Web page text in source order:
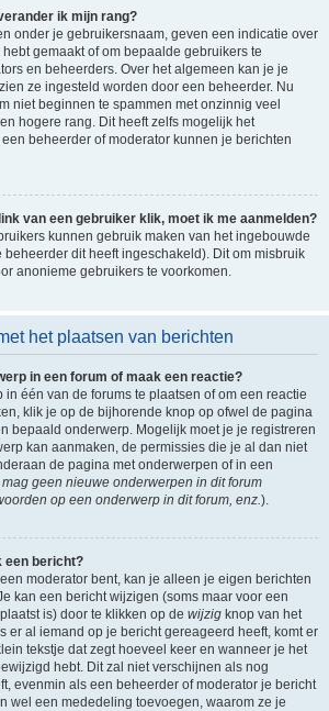
ik mijn rang?
onder je gebruikersnaam, geven een indicatie over
gemaakt of om bepaalde gebruikers te
en beheerders. Over het algemeen kan je je
ze ingesteld worden door een beheerder. Nu
niet beginnen te spammen met onzinnig veel
hogere rang. Dit heeft zelfs mogelijk het
beheerder of moderator kunnen je berichten
van een gebruiker klik, moet ik me aanmelden?
kunnen gebruik maken van het ingebouwde
dit heeft ingeschakeld). Dit om misbruik
anonieme gebruikers te voorkomen.
het plaatsen van berichten
in een forum of maak een reactie?
één van de forums te plaatsen of om een reactie
klik je op de bijhorende knop op ofwel de pagina
bepaald onderwerp. Mogelijk moet je je registreren
kan aanmaken, de permissies die je al dan niet
de pagina met onderwerpen of in een
geen nieuwe onderwerpen in dit forum
op een onderwerp in dit forum, enz.).
een bericht?
moderator bent, kan je alleen je eigen berichten
kan een bericht wijzigen (soms maar voor een
is) door te klikken op de wijzig knop van het
er al iemand op je bericht gereageerd heeft, komt er
tekstje dat zegt hoeveel keer en wanneer je het
hebt. Dit zal niet verschijnen als nog
evenmin als een beheerder of moderator je bericht
wel een mededeling toevoegen, waarom ze je